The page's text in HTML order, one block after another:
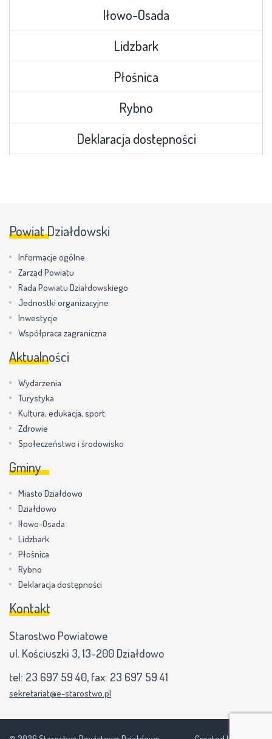
Iłowo-Osada
Lidzbark
Płośnica
Rybno
Deklaracja dostępności
Powiat Działdowski
Informacje ogólne
Zarząd Powiatu
Rada Powiatu Działdowskiego
Jednostki organizacyjne
Inwestycje
Współpraca zagraniczna
Aktualności
Wydarzenia
Turystyka
Kultura, edukacja, sport
Zdrowie
Społeczeństwo i środowisko
Gminy
Miasto Działdowo
Działdowo
Iłowo-Osada
Lidzbark
Płośnica
Rybno
Deklaracja dostępności
Kontakt
Starostwo Powiatowe
ul. Kościuszki 3, 13-200 Działdowo
tel: 23 697 59 40, fax: 23 697 59 41
sekretariat@e-starostwo.pl